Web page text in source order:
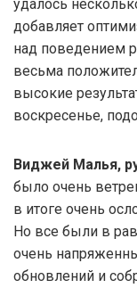
удалось
добавляет
над поведением
весьма
высокие
воскресенье,
Виджей Малья,
было очень
в итоге очень
Но все были в
очень
обновлений и